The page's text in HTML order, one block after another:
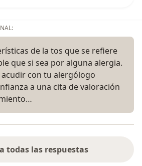
de la tos que se refiere
que si sea por alguna alergia.
con tu alergólogo
a una cita de valoración
todas las respuestas